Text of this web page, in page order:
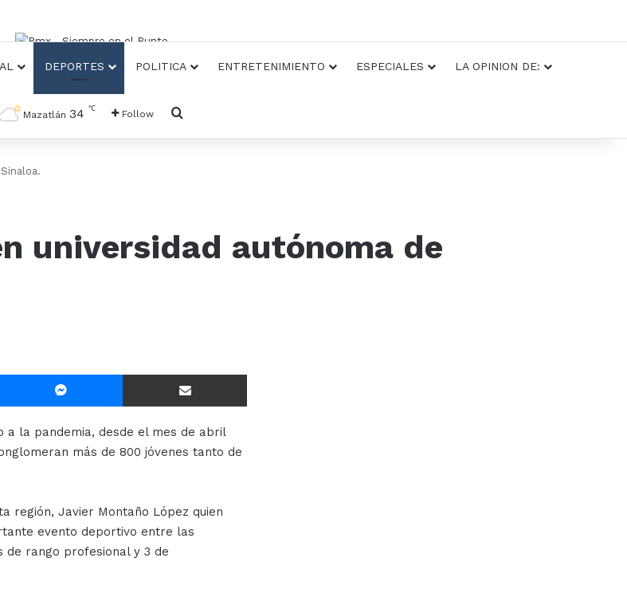
DEPORTES POLITICA ENTRETENIMIENTO ESPECIALES LA OPINION DE:
Mazatlán 34 ℃ Follow
universidad autónoma de
Messenger Compartir Via E-mail
a la pandemia, desde el mes de abril
más de 800 jóvenes tanto de
región, Javier Montaño López quien
evento deportivo entre las
de rango profesional y 3 de